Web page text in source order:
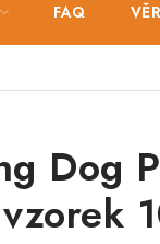
FAQ
Dog